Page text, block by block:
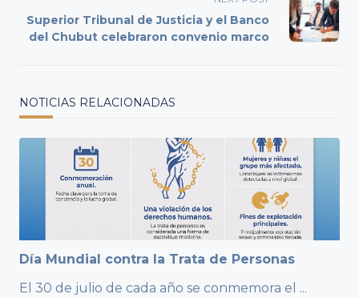
reader-
text">Page</span>
Superior Tribunal de Justicia y el Banco
del Chubut celebraron convenio marco
NOTICIAS RELACIONADAS
Día Mundial contra la Trata de Personas
El 30 de julio de cada año se conmemora el ...